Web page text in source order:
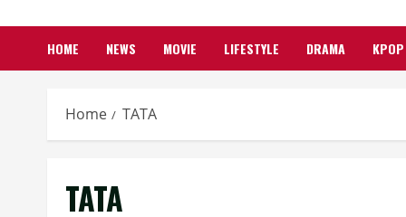
HOME NEWS MOVIE LIFESTYLE DRAMA KPOP
Home TATA
TATA